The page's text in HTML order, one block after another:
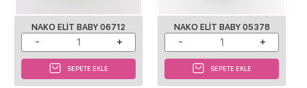
NAKO ELIT BABY 06712
SEPETE EKLE
NAKO ELIT BABY 05378
SEPETE EKLE